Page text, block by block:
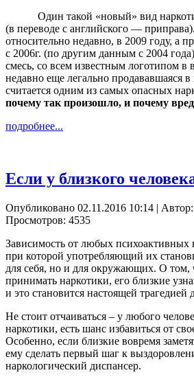
Один такой «новый» вид
(в переводе с английского —
относительно недавно, в 2009 году, а
с 2006г. (по другим данным с 2004
смесь, со всем известным логотипом в
недавно еще легально продававшаяся в
считается одним из самых опасных
почему так произошло, и почему вред
подробнее...
Если у близкого
Опубликовано 02.11.2016 10:14 |
Просмотров: 4535
Зависимость от любых психоактивных
при которой употребляющий их
для себя, но и для окружающих. О том,
принимать наркотики, его близкие
и это становится настоящей трагедией
Не стоит отчаиваться – у любого
наркотики, есть шанс избавиться от
Особенно, если близкие вовремя
ему сделать первый шаг к
наркологический диспансер.